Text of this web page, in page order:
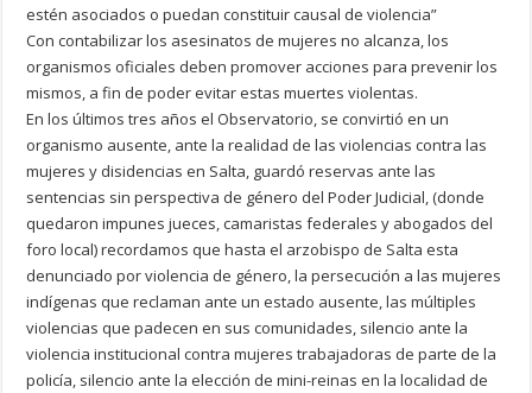
estén asociados o puedan constituir causal de violencia”
Con contabilizar los asesinatos de mujeres no alcanza, los
organismos oficiales deben promover acciones para prevenir los
mismos, a fin de poder evitar estas muertes violentas.
En los últimos tres años el Observatorio, se convirtió en un
organismo ausente, ante la realidad de las violencias contra las
mujeres y disidencias en Salta, guardó reservas ante las
sentencias sin perspectiva de género del Poder Judicial, (donde
quedaron impunes jueces, camaristas federales y abogados del
foro local) recordamos que hasta el arzobispo de Salta esta
denunciado por violencia de género, la persecución a las mujeres
indígenas que reclaman ante un estado ausente, las múltiples
violencias que padecen en sus comunidades, silencio ante la
violencia institucional contra mujeres trabajadoras de parte de la
policía, silencio ante la elección de mini-reinas en la localidad de